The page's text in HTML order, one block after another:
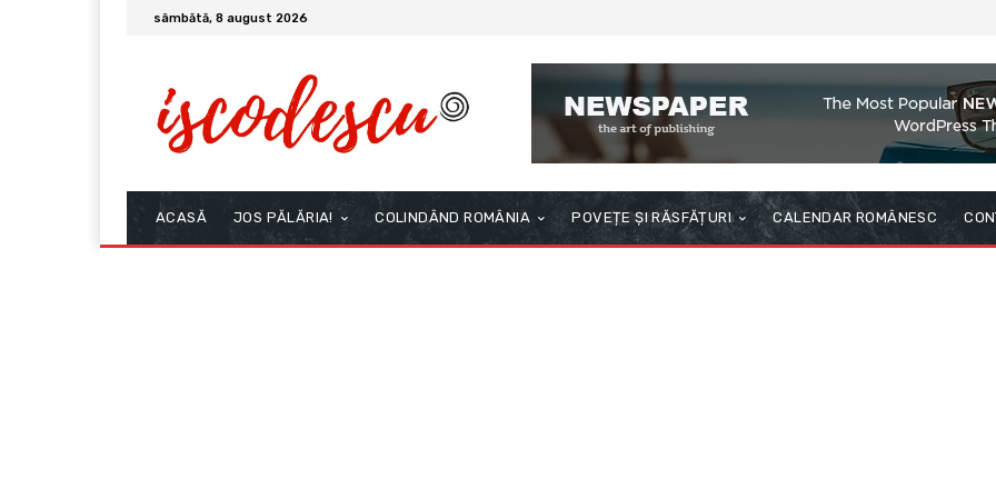
sâmbătă, 8 august 2026
ACASĂ JOS PĂLĂRIA! COLINDÂND ROMÂNIA POVEȚE ȘI RĂSFĂȚURI CALENDAR ROMÂNESC